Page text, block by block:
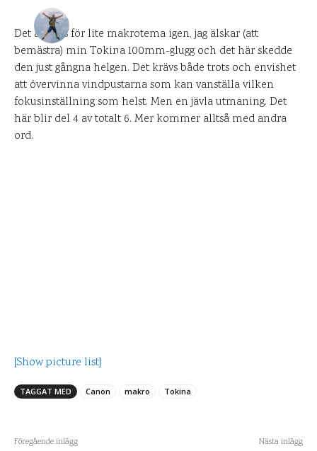
0 KOMMENTARER
Det är dags för lite makrotema igen, jag älskar (att
bemästra) min Tokina 100mm-glugg och det här skedde
den just gångna helgen. Det krävs både trots och envishet
att övervinna vindpustarna som kan vanställa vilken
fokusinställning som helst. Men en jävla utmaning. Det
här blir del 4 av totalt 6. Mer kommer alltså med andra
ord.
[Show picture list]
TAGGAT MED Canon makro Tokina
Föregående inlägg Nästa inlägg